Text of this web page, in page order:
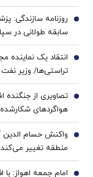
روزنامه سازندگی:
سابقه طولانی در
رسید؟
5
انتقاد یک نماینده
تراستی‌ها/ وزیر
6
هواگردهای
7
واکنش حسام الدین
منطقه تغییر
8